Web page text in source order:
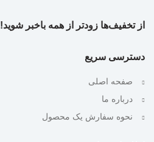
از تخفیف‌ها زودتر از همه باخبر شوید!
دسترسی سریع
صفحه اصلی
درباره ما
نحوه سفارش یک محصول